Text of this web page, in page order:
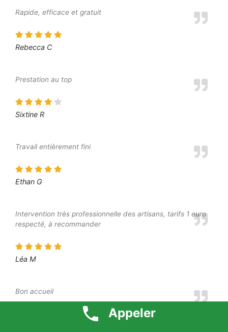
Rapide, efficace et gratuit
Rebecca C
Prestation au top
Sixtine R
Travail entièrement fini
Ethan G
Intervention très professionnelle des artisans, tarifs 1 euro
respecté, à recommander
Léa M
Bon accueil
Appeler